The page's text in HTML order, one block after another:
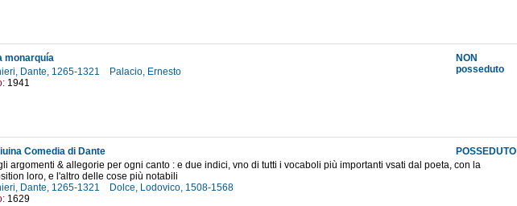
NON
posseduto
monarquía
Dante, 1265-1321
Palacio, Ernesto
1941
POSSEDUTO
Comedia di Dante
argomenti & allegorie per ogni canto : e due indici, vno di tutti i vocaboli più importanti vsati dal poeta, con la
loro, e l'altro delle cose più notabili
Dante, 1265-1321
Dolce, Lodovico, 1508-1568
1629